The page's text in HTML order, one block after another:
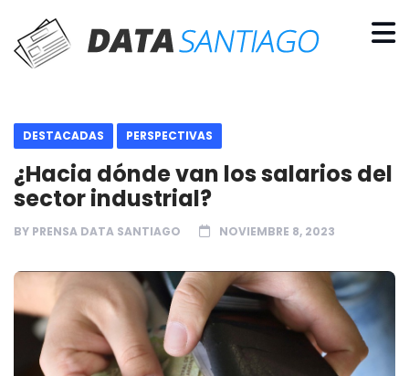
DESTACADAS PERSPECTIVAS
¿Hacia dónde van los salarios del
sector industrial?
BY PRENSA DATA SANTIAGO NOVIEMBRE 8, 2023